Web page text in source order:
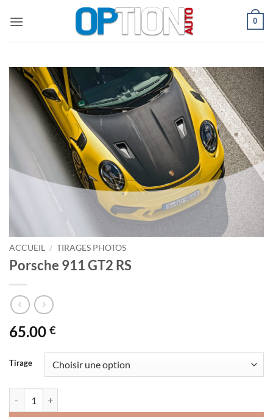
0
ACCUEIL / TIRAGES PHOTOS
Porsche 911 GT2 RS
65.00 €
Tirage